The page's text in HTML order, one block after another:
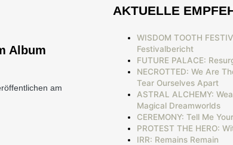
Album
am
AKTUELLE
WISDOM TOOTH
Festivalbericht
FUTURE PALACE:
NECROTTED: We Are
Tear Ourselves Apart
ASTRAL ALCHEMY:
Magical Dreamworlds
CEREMONY: Tell Me
PROTEST THE HERO:
IRR: Remains Remain